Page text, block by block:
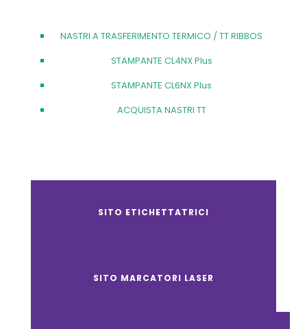
NASTRI A TRASFERIMENTO TERMICO / TT RIBBOS
STAMPANTE CL4NX Plus
STAMPANTE CL6NX Plus
ACQUISTA NASTRI TT
SITO ETICHETTATRICI
SITO MARCATORI LASER